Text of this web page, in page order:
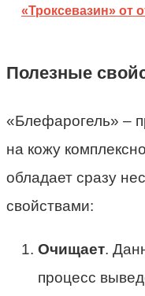
«Троксевазин» от
Полезные
«Блефарогель» –
на кожу
обладает сразу
свойствами:
Очищает.
процесс